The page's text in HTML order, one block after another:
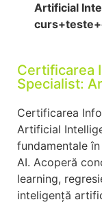
Artificial
Certificarea
Specialist:
Certificarea
Artificial
fundamentale
AI. Acoperă
learning,
inteligență